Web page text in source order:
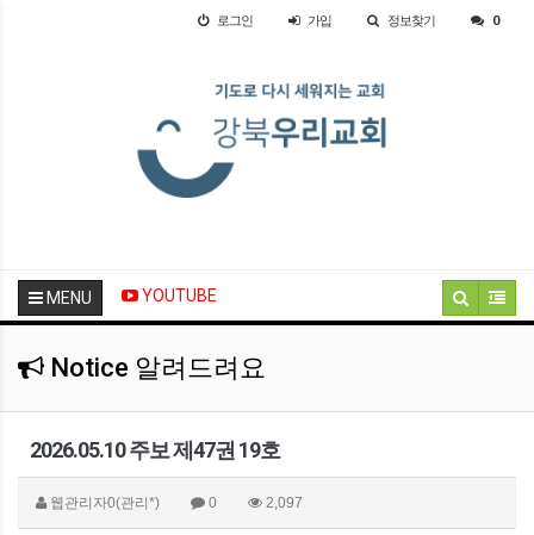
로그인 가입 정보찾기 0
MENU YOUTUBE
Notice 알려드려요
2026.05.10 주보 제47권 19호
웹관리자0(관리*) 0 2,097